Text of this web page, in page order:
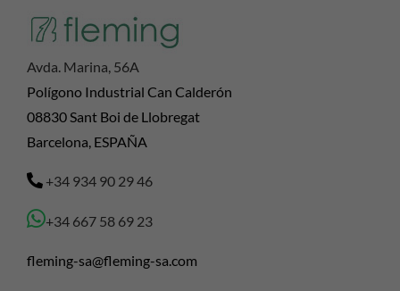
Avda. Marina, 56A
Polígono Industrial Can Calderón
08830 Sant Boi de Llobregat
Barcelona, ESPAÑA
+34 934 90 29 46
+34 667 58 69 23
fleming-sa@fleming-sa.com